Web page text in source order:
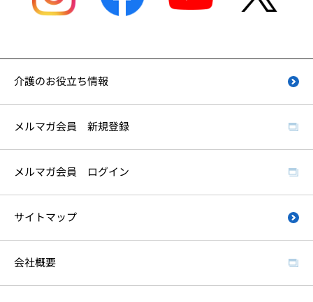
介護のお役立ち情報
メルマガ会員 新規登録
メルマガ会員 ログイン
サイトマップ
会社概要